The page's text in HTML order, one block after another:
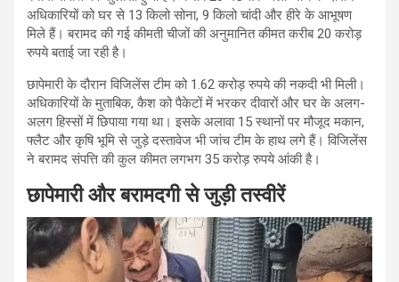
अधिकारियों को घर से 13 किलो सोना, 9 किलो चांदी और हीरे के आभूषण
मिले हैं। बरामद की गई कीमती चीजों की अनुमानित कीमत करीब 20 करोड़
रुपये बताई जा रही है।
छापेमारी के दौरान विजिलेंस टीम को 1.62 करोड़ रुपये की नकदी भी मिली।
अधिकारियों के मुताबिक, कैश को पैकेटों में भरकर दीवारों और घर के अलग-
अलग हिस्सों में छिपाया गया था। इसके अलावा 15 स्थानों पर मौजूद मकान,
फ्लैट और कृषि भूमि से जुड़े दस्तावेज भी जांच टीम के हाथ लगे हैं। विजिलेंस
ने बरामद संपत्ति की कुल कीमत लगभग 35 करोड़ रुपये आंकी है।
छापेमारी और बरामदगी से जुड़ी तस्वीरें